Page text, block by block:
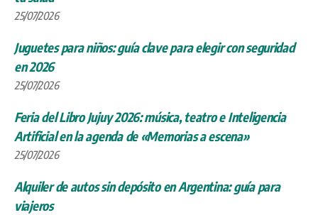
25/07/2026
Juguetes para niños: guía clave para elegir con seguridad
en 2026
25/07/2026
Feria del Libro Jujuy 2026: música, teatro e Inteligencia
Artificial en la agenda de «Memorias a escena»
25/07/2026
Alquiler de autos sin depósito en Argentina: guía para
viajeros